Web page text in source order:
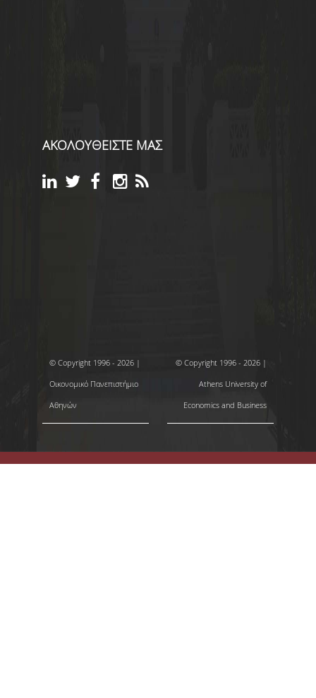
ΑΚΟΛΟΥΘΕΙΣΤΕ ΜΑΣ
© Copyright 1996 - 2026 |
Οικονομικό Πανεπιστήμιο
Αθηνών
© Copyright 1996 - 2026 |
Athens University of
Economics and Business